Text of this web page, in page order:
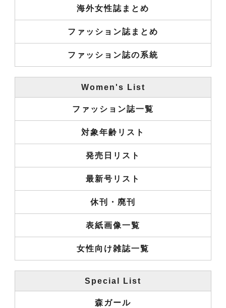
海外女性誌まとめ
ファッション誌まとめ
ファッション誌の系統
Women's List
ファッション誌一覧
対象年齢リスト
発売日リスト
最新号リスト
休刊・廃刊
表紙画像一覧
女性向け雑誌一覧
Special List
森ガール